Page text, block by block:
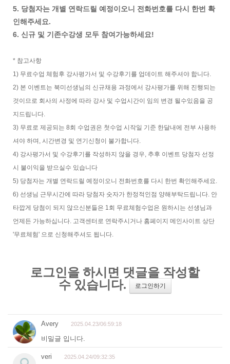
5. 당첨자는 개별 연락드릴 예정이오니 전화번호를 다시 한번 확
인해주세요.
6. 신규 및 기존수강생 모두 참여가능하세요!
* 참고사항
1) 무료수업 체험후 강사평가서 및 수강후기를 업데이트 해주셔야 합니다.
2) 본 이벤트는 북미선생님의 신규채용 과정에서 강사평가를 위해 진행되는
것이므로 회사의 사정에 따라 강사 및 수업시간이 임의 변경 될수있음을 공
지드립니다.
3) 무료로 제공되는 8회 수업권은 첫수업 시작일 기준 한달내에 전부 사용하
셔야 하며, 시간변경 및 연기신청이 불가합니다.
4) 강사평가서 및 수강후기를 작성하지 않을 경우, 추후 이벤트 당첨자 선정
시 불이익을 받으실수 있습니다
5) 당첨자는 개별 연락드릴 예정이오니 전화번호를 다시 한번 확인해주세요.
6) 선생님 근무시간에 따라 당첨자 숫자가 한정적인점 양해부탁드립니다. 안
타깝게 당첨이 되지 않으신분들은 1회 무료체험수업은 원하시는 선생님과
언제든 가능하십니다. 고객센터로 연락주시거나 홈페이지 메인사이트 상단
'무료체험' 으로 신청해주셔도 됩니다.